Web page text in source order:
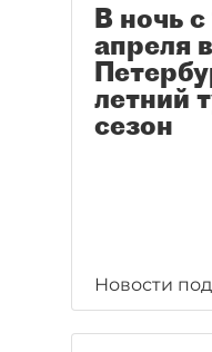
В ночь с
апреля
летний
сезон
Новости